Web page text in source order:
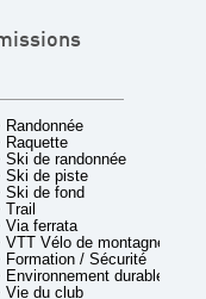
Randonnée
Raquette
Ski de randonnée
Ski de piste
Ski de fond
Trail
Via ferrata
VTT Vélo de montagne
Formation / Sécurité
Environnement durable
Vie du club